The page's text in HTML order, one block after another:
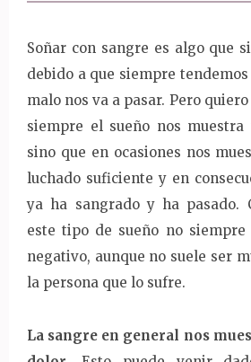
Soñar con sangre es algo que
debido a que siempre
malo nos va a pasar. Pero
siempre el sueño nos
sino que en ocasiones nos
luchado suficiente y en
ya ha sangrado y ha pasado.
este tipo de sueño no
negativo, aunque no suele ser
la persona que lo sufre.
La sangre en general nos